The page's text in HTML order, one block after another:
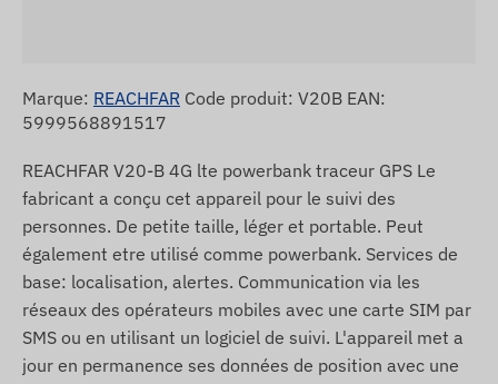
Marque: REACHFAR Code produit: V20B EAN:
5999568891517
REACHFAR V20-B 4G lte powerbank traceur GPS Le
fabricant a conçu cet appareil pour le suivi des
personnes. De petite taille, léger et portable. Peut
également etre utilisé comme powerbank. Services de
base: localisation, alertes. Communication via les
réseaux des opérateurs mobiles avec une carte SIM par
SMS ou en utilisant un logiciel de suivi. L'appareil met a
jour en permanence ses données de position avec une